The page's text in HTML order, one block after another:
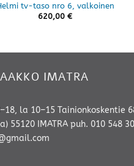
tv-taso nro 6, valkoinen
620,00 €
IMATRA
la 10–15 Tainionkoskentie
55120 IMATRA puh. 010 548